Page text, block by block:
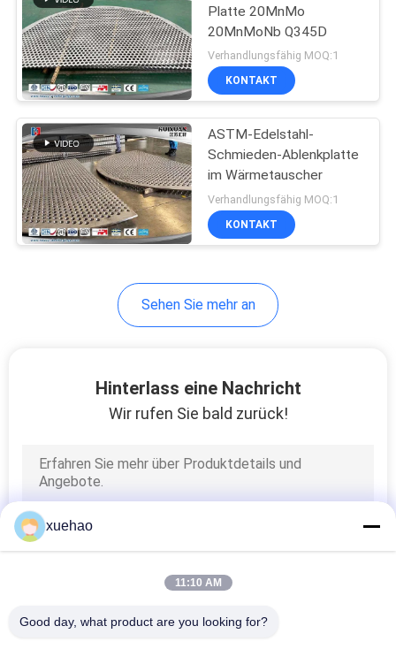
Legierter Stahl
Schmiedeteile
Kohlenstoff-Stahl
Dampf-
Turbinenrotor-
Schmieden
Platte 20MnMo
20MnMoNb Q345D
Verhandlungsfähig MOQ:1
KONTAKT
ASTM-Edelstahl-
Schmieden-Ablenkplatte
im Wärmetauscher
Verhandlungsfähig MOQ:1
KONTAKT
Sehen Sie mehr an
Hinterlass eine Nachricht
Wir rufen Sie bald zurück!
xuehao
11:10 AM
Good day, what product are you looking for?